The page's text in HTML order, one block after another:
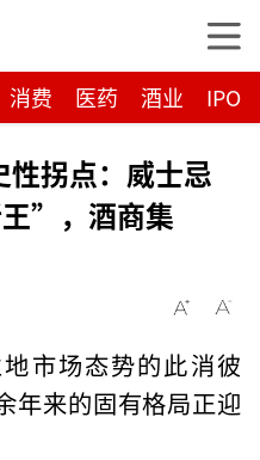
消费 医药 酒业 IPO
拐点：威士忌
”，酒商集
市场态势的此消彼
年来的固有格局正迎